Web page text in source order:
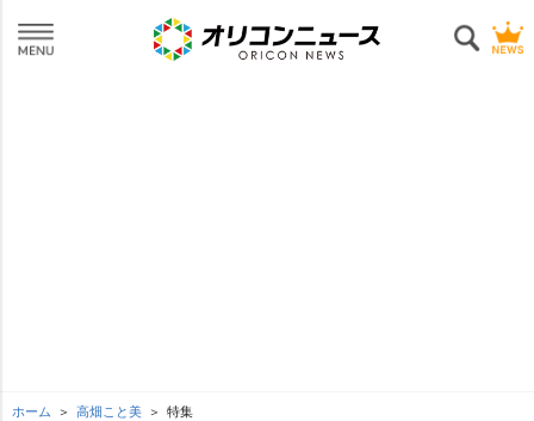
ホーム 高畑こと美 特集